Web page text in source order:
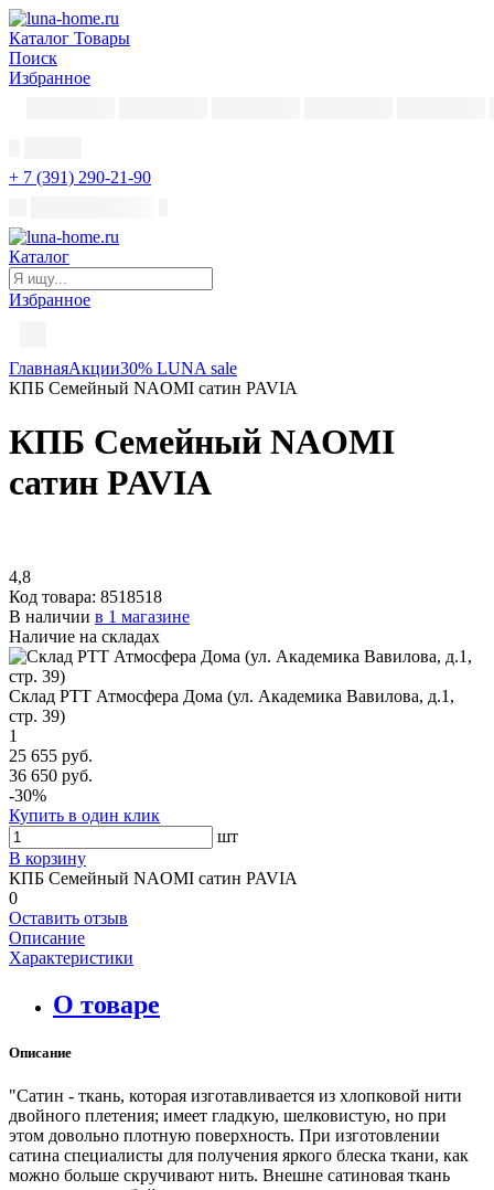
Каталог Товары
Поиск
Избранное
+ 7 (391) 290-21-90
Каталог
Избранное
ГлавнаяАкции30% LUNA sale
КПБ Семейный NAOMI сатин PAVIA
КПБ Семейный NAOMI
сатин PAVIA
4,8
Код товара: 8518518
В наличии в 1 магазине
Наличие на складах
Склад РТТ Атмосфера Дома (ул. Академика Вавилова, д.1,
стр. 39)
1
25 655 руб.
36 650 руб.
-30%
Купить в один клик
шт
В корзину
КПБ Семейный NAOMI сатин PAVIA
0
Оставить отзыв
Описание
Характеристики
О товаре
Описание
"Сатин - ткань, которая изготавливается из хлопковой нити
двойного плетения; имеет гладкую, шелковистую, но при
этом довольно плотную поверхность. При изготовлении
сатина специалисты для получения яркого блеска ткани, как
можно больше скручивают нить. Внешне сатиновая ткань